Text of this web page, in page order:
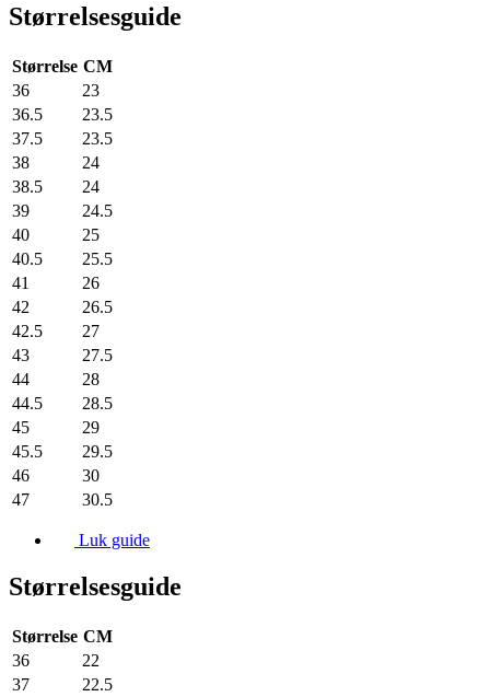
Størrelsesguide
Størrelse CM
36
23
36.5
23.5
37.5
23.5
38
24
38.5
24
39
24.5
40
25
40.5
25.5
41
26
42
26.5
42.5
27
43
27.5
44
28
44.5
28.5
45
29
45.5
29.5
46
30
47
30.5
Luk guide
Størrelsesguide
Størrelse CM
36
22
37
22.5